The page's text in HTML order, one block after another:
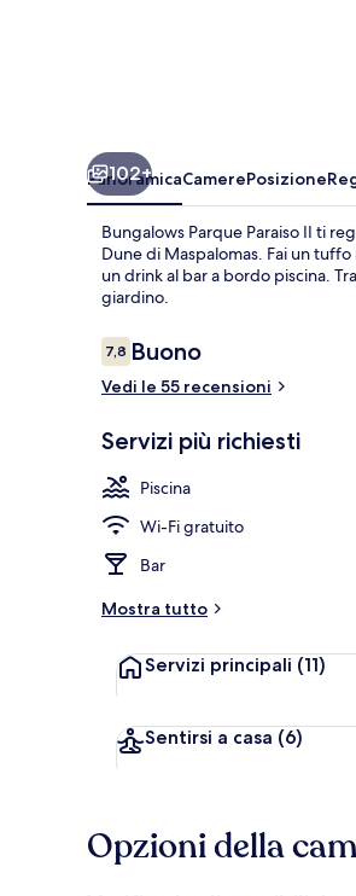
102+
PanoramicaCamerePosizione
Bungalows Parque Paraiso II ti
Dune di Maspalomas. Fai un
un drink al bar a bordo piscina.
giardino.
Recensioni
7,87,8 su 10
Buono
Vedi le 55 recensioni
Servizi più richiesti
Piscina
Wi-Fi gratuito
Bar
Mostra tutto
Servizi principali (11)
Sentirsi a casa (6)
Opzioni della